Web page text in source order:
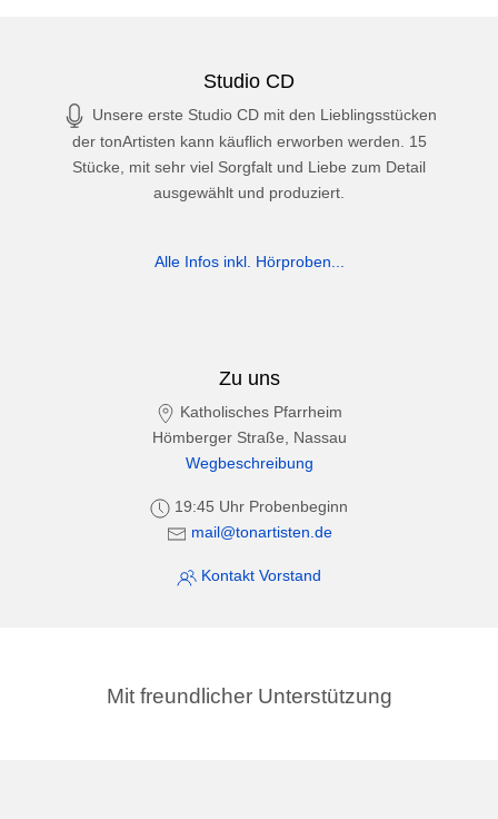
Studio CD
Unsere erste Studio CD mit den Lieblingsstücken
der tonArtisten kann käuflich erworben werden. 15
Stücke, mit sehr viel Sorgfalt und Liebe zum Detail
ausgewählt und produziert.
Alle Infos inkl. Hörproben...
Zu uns
Katholisches Pfarrheim
Hömberger Straße, Nassau
Wegbeschreibung
19:45 Uhr Probenbeginn
mail@tonartisten.de
Kontakt Vorstand
Mit freundlicher Unterstützung